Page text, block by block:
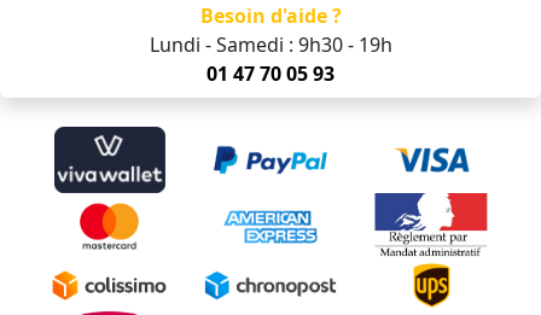
Besoin d'aide ?
Lundi - Samedi : 9h30 - 19h
01 47 70 05 93